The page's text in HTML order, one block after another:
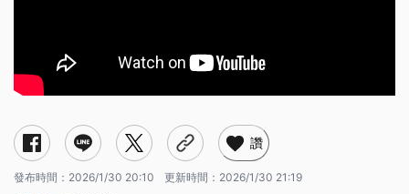
讚
發布時間： 2026/1/30 20:10 更新時間： 2026/1/30 21:19